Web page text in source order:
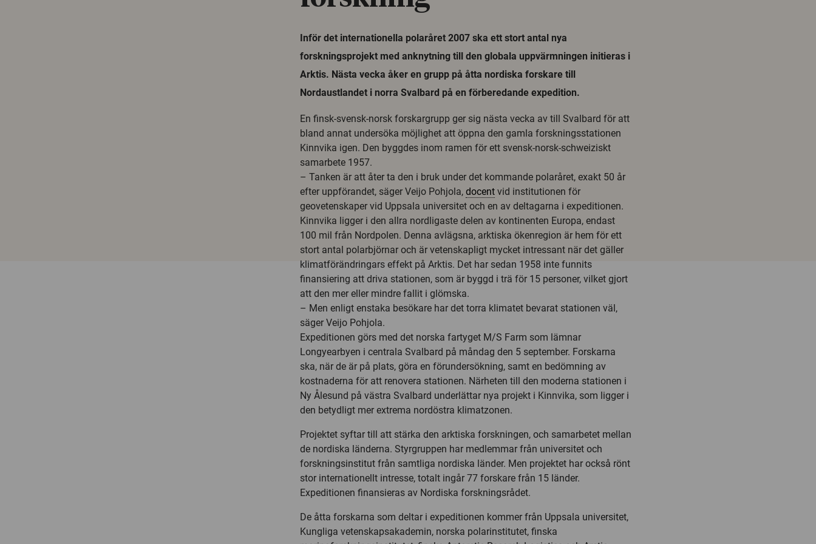
Inför det internationella polaråret 2007 ska ett stort antal nya
forskningsprojekt med anknytning till den globala uppvärmningen initieras i
Arktis. Nästa vecka åker en grupp på åtta nordiska forskare till
Nordaustlandet i norra Svalbard på en förberedande expedition.
En finsk-svensk-norsk forskargrupp ger sig nästa vecka av till Svalbard för att
bland annat undersöka möjlighet att öppna den gamla forskningsstationen
Kinnvika igen. Den byggdes inom ramen för ett svensk-norsk-schweiziskt
samarbete 1957.
– Tanken är att åter ta den i bruk under det kommande polaråret, exakt 50 år
efter uppförandet, säger Veijo Pohjola, docent vid institutionen för
geovetenskaper vid Uppsala universitet och en av deltagarna i expeditionen.
Kinnvika ligger i den allra nordligaste delen av kontinenten Europa, endast
100 mil från Nordpolen. Denna avlägsna, arktiska ökenregion är hem för ett
stort antal polarbjörnar och är vetenskapligt mycket intressant när det gäller
klimatförändringars effekt på Arktis. Det har sedan 1958 inte funnits
finansiering att driva stationen, som är byggd i trä för 15 personer, vilket gjort
att den mer eller mindre fallit i glömska.
– Men enligt enstaka besökare har det torra klimatet bevarat stationen väl,
säger Veijo Pohjola.
Expeditionen görs med det norska fartyget M/S Farm som lämnar
Longyearbyen i centrala Svalbard på måndag den 5 september. Forskarna
ska, när de är på plats, göra en förundersökning, samt en bedömning av
kostnaderna för att renovera stationen. Närheten till den moderna stationen i
Ny Ålesund på västra Svalbard underlättar nya projekt i Kinnvika, som ligger i
den betydligt mer extrema nordöstra klimatzonen.
Projektet syftar till att stärka den arktiska forskningen, och samarbetet mellan
de nordiska länderna. Styrgruppen har medlemmar från universitet och
forskningsinstitut från samtliga nordiska länder. Men projektet har också rönt
stor internationellt intresse, totalt ingår 77 forskare från 15 länder.
Expeditionen finansieras av Nordiska forskningsrådet.
De åtta forskarna som deltar i expeditionen kommer från Uppsala universitet,
Kungliga vetenskapsakademin, norska polarinstitutet, finska